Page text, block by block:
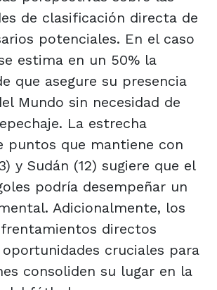
de clasificación directa de
potenciales. En el caso
estima en un 50% la
que asegure su presencia
Mundo sin necesidad de
La estrecha
puntos que mantiene con
y Sudán (12) sugiere que el
podría desempeñar un
Adicionalmente, los
directos
cruciales para
consoliden su lugar en la